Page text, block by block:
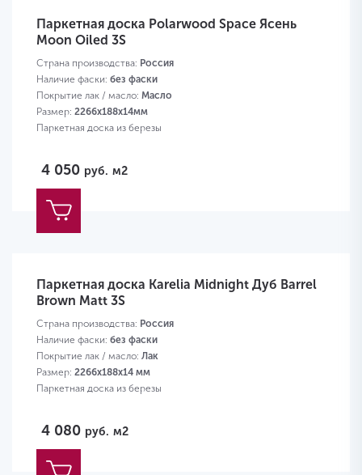
Паркетная доска Polarwood Space Ясень
Moon Oiled 3S
Страна производства: Россия
Наличие фаски: без фаски
Покрытие лак / масло: Масло
Размер: 2266х188х14мм
Паркетная доска из березы
4 050 руб. м2
Паркетная доска Karelia Midnight Дуб Barrel
Brown Matt 3S
Страна производства: Россия
Наличие фаски: без фаски
Покрытие лак / масло: Лак
Размер: 2266х188х14 мм
Паркетная доска из березы
4 080 руб. м2